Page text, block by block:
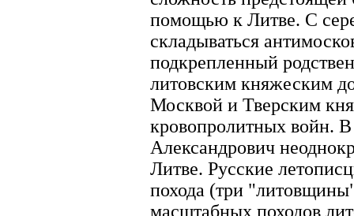
помощью к Литве. С
складываться
подкрепленный
литовским княжеским
Москвой и Тверским
кровопролитных войн.
Александрович
Литве. Русские
похода (три
масштабных походов